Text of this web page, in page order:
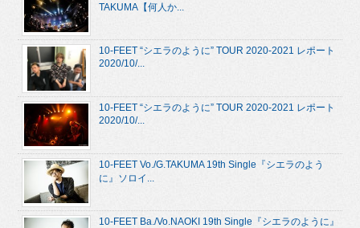
TAKUMA【何人か...
10-FEET “シエラのように” TOUR 2020-2021 レポート
2020/10/...
10-FEET “シエラのように” TOUR 2020-2021 レポート
2020/10/...
10-FEET Vo./G.TAKUMA 19th Single『シエラのよう
に』ソロイ...
10-FEET Ba./Vo.NAOKI 19th Single『シエラのように』